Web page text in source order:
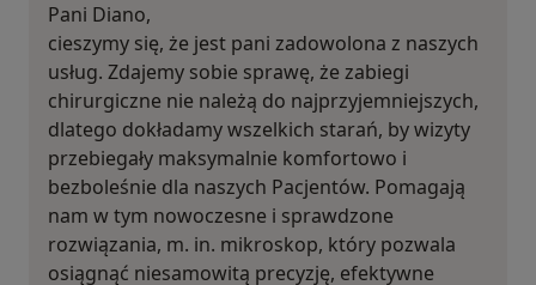
Pani Diano,
cieszymy się, że jest pani zadowolona z naszych
usług. Zdajemy sobie sprawę, że zabiegi
chirurgiczne nie należą do najprzyjemniejszych,
dlatego dokładamy wszelkich starań, by wizyty
przebiegały maksymalnie komfortowo i
bezboleśnie dla naszych Pacjentów. Pomagają
nam w tym nowoczesne i sprawdzone
rozwiązania, m. in. mikroskop, który pozwala
osiągnąć niesamowitą precyzję, efektywne